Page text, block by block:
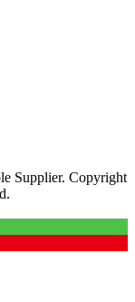
Supplier. Copyright